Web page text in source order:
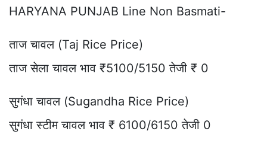
HARYANA PUNJAB Line Non Basmati-
ताज चावल (Taj Rice Price)
ताज सेला चावल भाव ₹5100/5150 तेजी ₹ 0
सुगंधा चावल (Sugandha Rice Price)
सुगंधा स्टीम चावल भाव ₹ 6100/6150 तेजी 0